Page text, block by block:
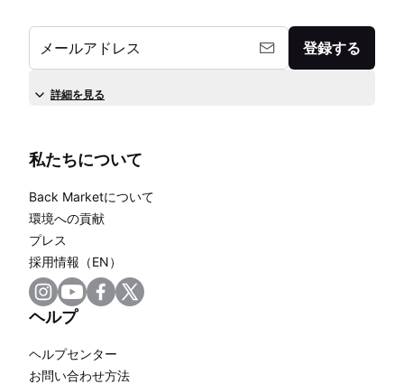
メールアドレス 登録する
詳細を見る
私たちについて
Back Marketについて
環境への貢献
プレス
採用情報（EN）
ヘルプ
ヘルプセンター
お問い合わせ方法